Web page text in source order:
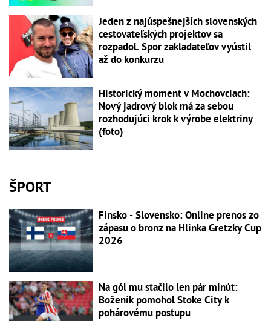
Jeden z najúspešnejších slovenských
cestovateľských projektov sa
rozpadol. Spor zakladateľov vyústil
až do konkurzu
Historický moment v Mochovciach:
Nový jadrový blok má za sebou
rozhodujúci krok k výrobe elektriny
(foto)
ŠPORT
Fínsko - Slovensko: Online prenos zo
zápasu o bronz na Hlinka Gretzky Cup
2026
Na gól mu stačilo len pár minút:
Boženík pomohol Stoke City k
pohárovému postupu